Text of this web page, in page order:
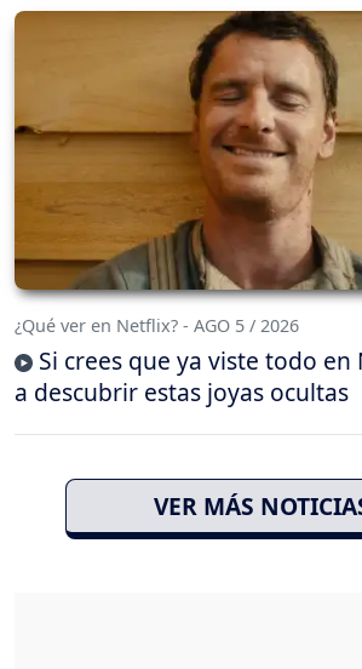
¿Qué ver en Netflix? - AGO 5 / 2026
Si crees que ya viste todo
a descubrir estas joyas ocultas
VER MÁS